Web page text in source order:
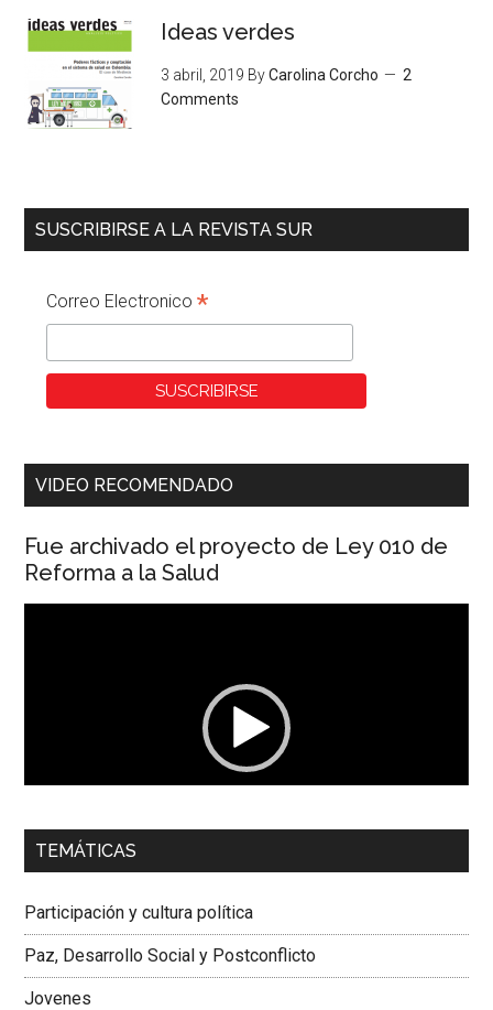
Ideas verdes
3 abril, 2019 ByCarolina Corcho
2
Comments
SUSCRIBIRSE A LA REVISTA SUR
Correo Electronico*
VIDEO RECOMENDADO
Fue archivado el proyecto de Ley 010 de
Reforma a la Salud
00:00 01:04
Dra. Carolina Corcho Mejía,Presidenta Corporación
Colombiana
TEMÁTICAS
Participación y cultura política
Paz, Desarrollo Social y Postconflicto
Jovenes